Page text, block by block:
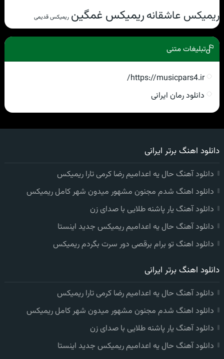
ریمیکس عاشقانهریمیکس غمگین ریمیکس قدیمی
تبلیغات متنی
https://musicpars4.ir/
دانلود رمان ایرانی
دانلود اهنگ برتر ایرانی
دانلود آهنگ حال یه اعدامیم رضا کرمی تارا ریمیکس
دانلود اهنگ شدم مجنون مشهور میدون شهر کامل ریمیکس
دانلود آهنگ یار پاشنه طلایی با صدای زن
دانلود آهنگ حال یه اعدامیم ریمیکس جدید اینستا
دانلود اهنگ تو برام برقصی دور سرت بگردم ریمیکس
دانلود اهنگ برتر ایرانی
دانلود آهنگ حال یه اعدامیم رضا کرمی تارا ریمیکس
دانلود اهنگ شدم مجنون مشهور میدون شهر کامل ریمیکس
دانلود آهنگ یار پاشنه طلایی با صدای زن
دانلود آهنگ حال یه اعدامیم ریمیکس جدید اینستا